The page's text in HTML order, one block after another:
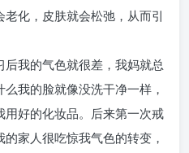
化，皮肤就会松弛，从而引
我的气色就很差，我妈就总
我的脸就像没洗干净一样，
好的化妆品。后来第一次戒
家人很吃惊我气色的转变，